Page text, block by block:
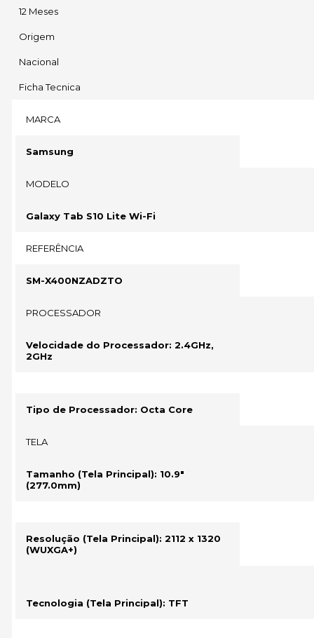
12 Meses
Origem
Nacional
Ficha Tecnica
MARCA
Samsung
MODELO
Galaxy Tab S10 Lite Wi-Fi
REFERÊNCIA
SM-X400NZADZTO
PROCESSADOR
Velocidade do Processador: 2.4GHz,
2GHz
Tipo de Processador: Octa Core
TELA
Tamanho (Tela Principal): 10.9"
(277.0mm)
Resolução (Tela Principal): 2112 x 1320
(WUXGA+)
Tecnologia (Tela Principal): TFT